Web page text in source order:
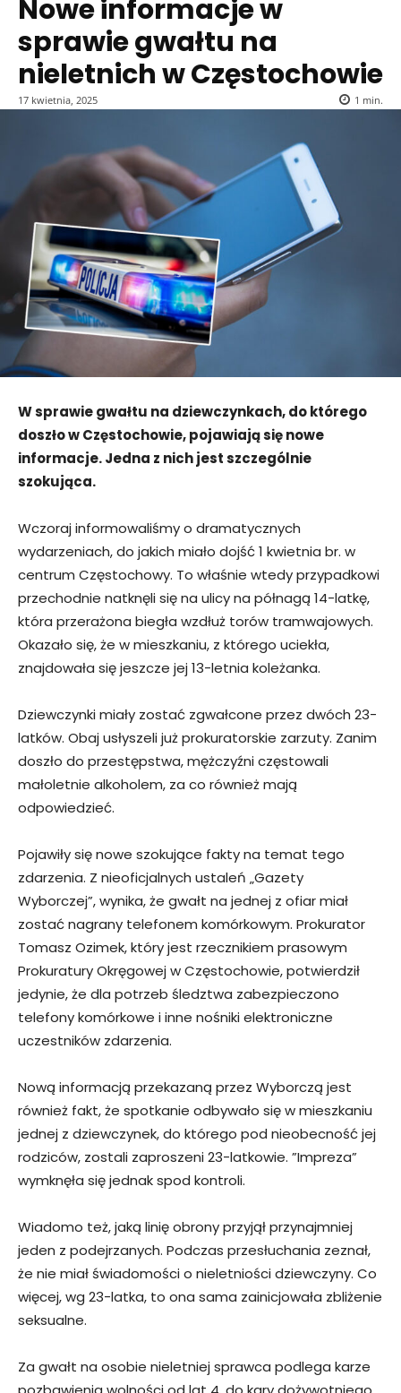
Nowe informacje w
sprawie gwałtu na
nieletnich w Częstochowie
17 kwietnia, 2025 1 min.
W sprawie gwałtu na dziewczynkach, do którego
doszło w Częstochowie, pojawiają się nowe
informacje. Jedna z nich jest szczególnie
szokująca.
Wczoraj informowaliśmy o dramatycznych
wydarzeniach, do jakich miało dojść 1 kwietnia br. w
centrum Częstochowy. To właśnie wtedy przypadkowi
przechodnie natknęli się na ulicy na półnagą 14-latkę,
która przerażona biegła wzdłuż torów tramwajowych.
Okazało się, że w mieszkaniu, z którego uciekła,
znajdowała się jeszcze jej 13-letnia koleżanka.
Dziewczynki miały zostać zgwałcone przez dwóch 23-
latków. Obaj usłyszeli już prokuratorskie zarzuty. Zanim
doszło do przestępstwa, mężczyźni częstowali
małoletnie alkoholem, za co również mają
odpowiedzieć.
Pojawiły się nowe szokujące fakty na temat tego
zdarzenia. Z nieoficjalnych ustaleń „Gazety
Wyborczej”, wynika, że gwałt na jednej z ofiar miał
zostać nagrany telefonem komórkowym. Prokurator
Tomasz Ozimek, który jest rzecznikiem prasowym
Prokuratury Okręgowej w Częstochowie, potwierdził
jedynie, że dla potrzeb śledztwa zabezpieczono
telefony komórkowe i inne nośniki elektroniczne
uczestników zdarzenia.
Nową informacją przekazaną przez Wyborczą jest
również fakt, że spotkanie odbywało się w mieszkaniu
jednej z dziewczynek, do którego pod nieobecność jej
rodziców, zostali zaproszeni 23-latkowie. ”Impreza”
wymknęła się jednak spod kontroli.
Wiadomo też, jaką linię obrony przyjął przynajmniej
jeden z podejrzanych. Podczas przesłuchania zeznał,
że nie miał świadomości o nieletniości dziewczyny. Co
więcej, wg 23-latka, to ona sama zainicjowała zbliżenie
seksualne.
Za gwałt na osobie nieletniej sprawca podlega karze